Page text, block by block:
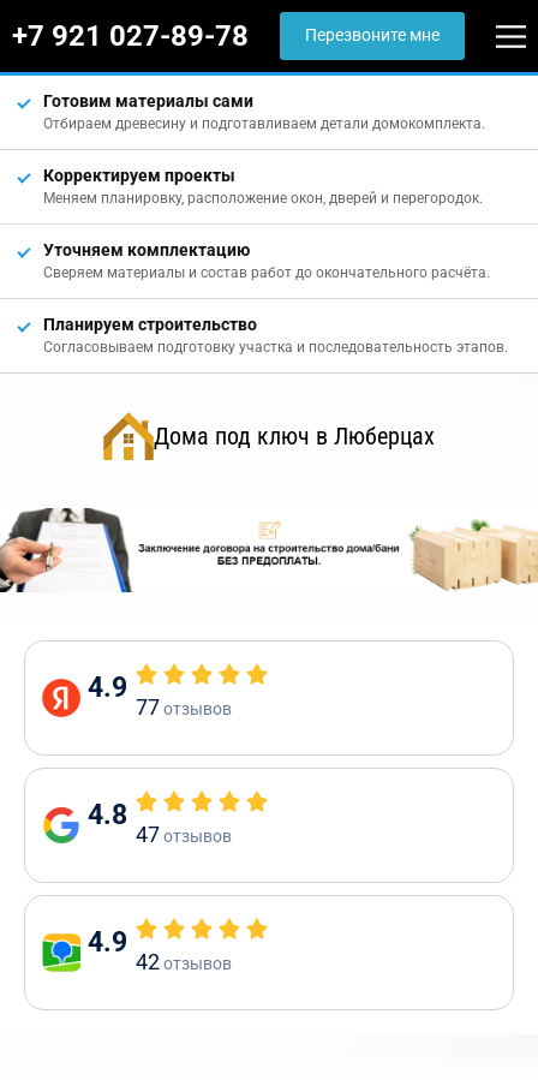
+7 921 027-89-78 Перезвоните мне
Готовим материалы сами
Отбираем древесину и подготавливаем детали домокомплекта.
Корректируем проекты
Меняем планировку, расположение окон, дверей и перегородок.
Уточняем комплектацию
Сверяем материалы и состав работ до окончательного расчёта.
Планируем строительство
Согласовываем подготовку участка и последовательность этапов.
Дома под ключ в Люберцах
4.9
77отзывов
4.8
47отзывов
4.9
42отзывов